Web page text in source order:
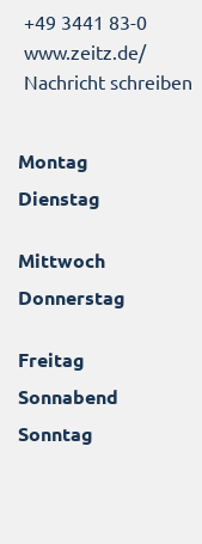
+49 3441 83-0
www.zeitz.de/
Nachricht schreiben
Montag
Dienstag
Mittwoch
Donnerstag
Freitag
Sonnabend
Sonntag